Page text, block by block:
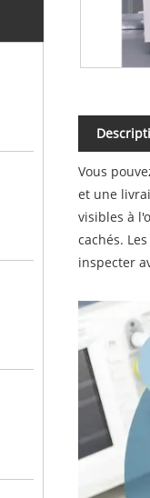
Vous
et une
visibles à
cachés.
inspecter